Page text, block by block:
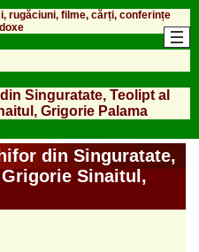
rugăciuni, filme, cărți, conferințe
Singuratate, Teolipt al
Grigorie Palama
din Singuratate,
Sinaitul,